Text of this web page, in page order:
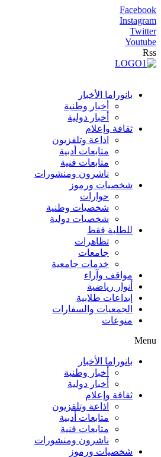
Facebook
Instagram
Twitter
Youtube
Rss
بانوراما الأخبار
أخبار وطنية
أخبار دولية
ثقافة وإعلام
اذاعة وتلفزيون
متابعات أدبية
متابعات فنية
ناشرون ومنشورات
شخصيات ورموز
حوارات
شخصيات وطنية
شخصيات دولية
للطلبة فقط
تظاهرات
جامعات
خدمات جامعية
مواقف وآراء
أنوار رياضية
إبداعات طلابية
الجمعيات والسفارات
منوعات
Menu
بانوراما الأخبار
أخبار وطنية
أخبار دولية
ثقافة وإعلام
اذاعة وتلفزيون
متابعات أدبية
متابعات فنية
ناشرون ومنشورات
شخصيات ورموز